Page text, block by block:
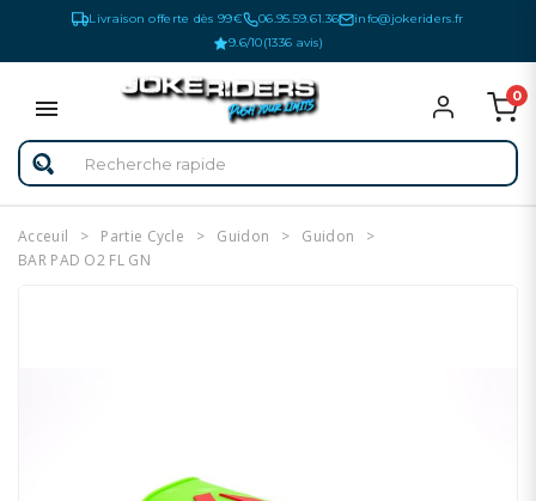
Livraison offerte dès 99€ 06.95.59.61.36
info@jokeriders.fr
9.6/10(1336 avis)
0
Acceuil Partie Cycle Guidon
Guidon
BAR PAD O2 FL GN